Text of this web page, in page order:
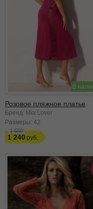
В
Розовое пляжное платье
Бренд: Mia Lover
Размеры: 42
1 550
1 240